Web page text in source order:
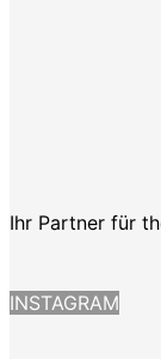
Ihr Partner für
INSTAGRAM